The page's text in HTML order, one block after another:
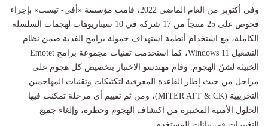
وفي أكتوبر من العام الماضي 2022، قامت مؤسسة «أفي- تيست» بإجراء
فحوص على 25 منتجاً من 17 شركة في 10 سيناريوهات لهجمات السلسلة
الكاملة، مع استخدام أنظمة استهداف حمولة برامج الفدية ضمن نظام
التشغيل Windows 11، كما استخدمت تقنيات مجموعة برامج Emotet
الخبيثة لشنّ الهجوم. وقام مهندسو الاختبار بتخصيص كل هجوم على
مراحل من حيث إطار القاعدة المعرفية لتكتيكات وتقنيات المهاجمين
التخريبية (MITER ATT & CK)، ومن ثم تقييم أي مرحلة تمكنت فيها
الحلول الأمنية المختبرة من اكتشاف الهجوم وحظره، وإلغاء جميع